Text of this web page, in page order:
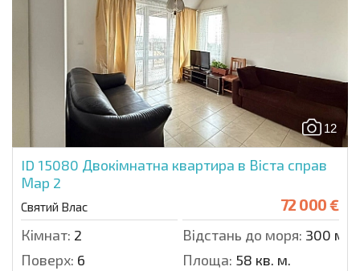
12
ID 15080 Двокімнатна квартира в Віста справ
Мар 2
Святий Влас 72 000 €
Кімнат: 2 Відстань до моря: 300 м.
Поверх: 6 Площа: 58 кв. м.